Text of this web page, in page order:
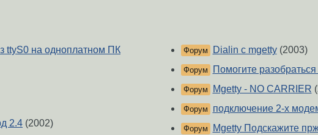
ttyS0 на одноплатном ПК
2.4 (2002)
Форум Dialin с mgetty(2003)
Форум Помогите
Форум Mgetty - NO CARRIER
Форум подключение 2-х
Форум Mgetty Подскажите